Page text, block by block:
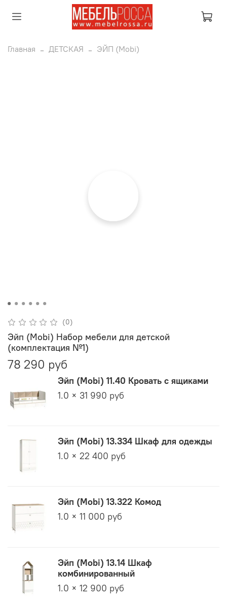
Главная ДЕТСКАЯ ЭЙП (Mobi)
(0)
Эйп (Mobi) Набор мебели для детской
(комплектация №1)
78 290 руб
Эйп (Mobi) 11.40 Кровать с ящиками
1.0 × 31 990 руб
Эйп (Mobi) 13.334 Шкаф для одежды
1.0 × 22 400 руб
Эйп (Mobi) 13.322 Комод
1.0 × 11 000 руб
Эйп (Mobi) 13.14 Шкаф
комбинированный
1.0 × 12 900 руб